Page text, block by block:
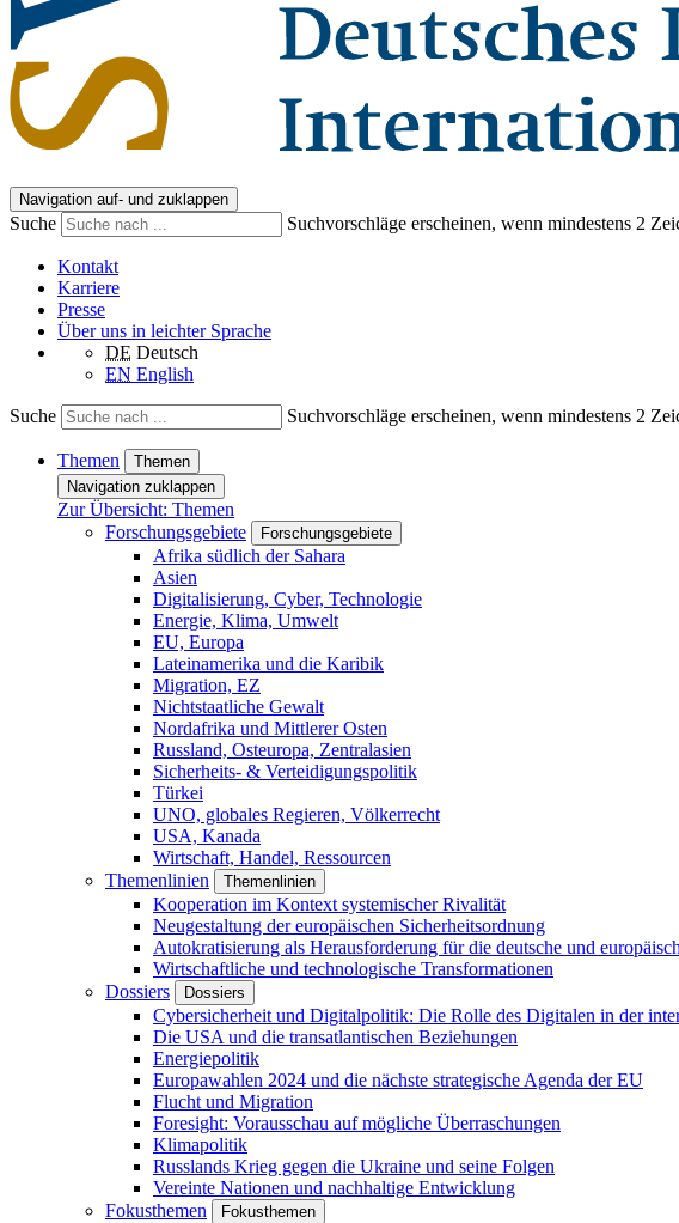
Navigation auf- und zuklappen
Suche Suchvorschläge erscheinen, wenn mindestens 2
Kontakt
Karriere
Presse
Über uns in leichter Sprache
DE Deutsch
EN English
Suche Suchvorschläge erscheinen, wenn mindestens 2
Themen
Themen
Navigation zuklappen
Zur Übersicht: Themen
Forschungsgebiete
Forschungsgebiete
Afrika südlich der Sahara
Asien
Digitalisierung, Cyber, Technologie
Energie, Klima, Umwelt
EU, Europa
Lateinamerika und die Karibik
Migration, EZ
Nichtstaatliche Gewalt
Nordafrika und Mittlerer Osten
Russland, Osteuropa, Zentralasien
Sicherheits- & Verteidigungspolitik
Türkei
UNO, globales Regieren, Völkerrecht
USA, Kanada
Wirtschaft, Handel, Ressourcen
Themenlinien
Themenlinien
Kooperation im Kontext systemischer Rivalität
Neugestaltung der europäischen Sicherheitsordnung
Autokratisierung als Herausforderung für die deutsche und
Wirtschaftliche und technologische Transformationen
Dossiers
Dossiers
Cybersicherheit und Digitalpolitik: Die Rolle des Digitalen in der
Die USA und die transatlantischen Beziehungen
Energiepolitik
Europawahlen 2024 und die nächste strategische Agenda der EU
Flucht und Migration
Foresight: Vorausschau auf mögliche Überraschungen
Klimapolitik
Russlands Krieg gegen die Ukraine und seine Folgen
Vereinte Nationen und nachhaltige Entwicklung
Fokusthemen
Fokusthemen